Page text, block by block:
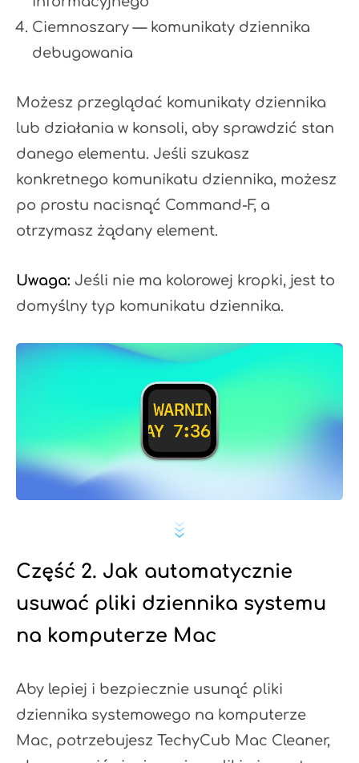
Ciemnoszary — komunikaty dziennika
debugowania
Możesz przeglądać komunikaty dziennika
lub działania w konsoli, aby sprawdzić stan
danego elementu. Jeśli szukasz
konkretnego komunikatu dziennika, możesz
po prostu nacisnąć Command-F, a
otrzymasz żądany element.
Uwaga: Jeśli nie ma kolorowej kropki, jest to
domyślny typ komunikatu dziennika.
Część 2. Jak automatycznie
usuwać pliki dziennika systemu
na komputerze Mac
Aby lepiej i bezpiecznie usunąć pliki
dziennika systemowego na komputerze
Mac, potrzebujesz TechyCub Mac Cleaner,